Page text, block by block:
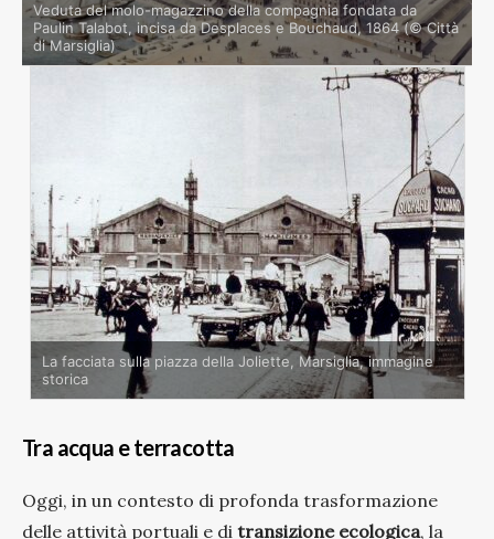
Veduta del molo-magazzino della compagnia fondata da
Paulin Talabot, incisa da Desplaces e Bouchaud, 1864 (© Città
di Marsiglia)
La facciata sulla piazza della Joliette, Marsiglia, immagine
storica
Tra acqua e terracotta
Oggi, in un contesto di profonda trasformazione
delle attività portuali e di transizione ecologica, la